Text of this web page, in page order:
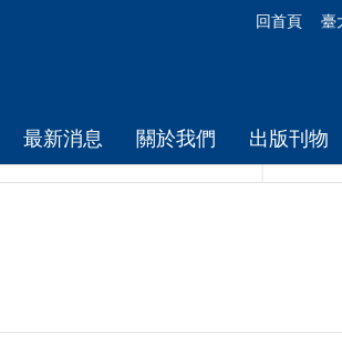
回首頁 臺
最新消息 關於我們 出版刊物